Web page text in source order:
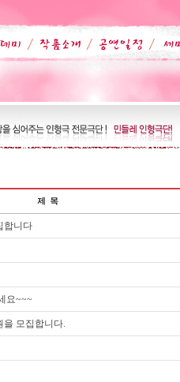
합니다
요~~~
을 모집합니다.